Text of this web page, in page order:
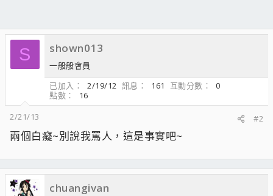
S shown013
一般般會員
已加入
2/19/12 訊息 161 互動分數
0
點數
16
2/21/13
#2
兩個白癡~別說我罵人，這是事實吧~
chuangivan